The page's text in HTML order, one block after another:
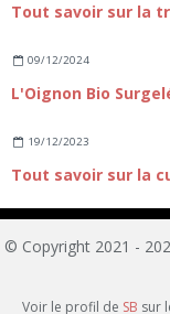
Tout savoir sur la
09/12/2024
19/12/2023
Tout savoir sur la
© Copyright 2021 -
Voir le profil de SB sur